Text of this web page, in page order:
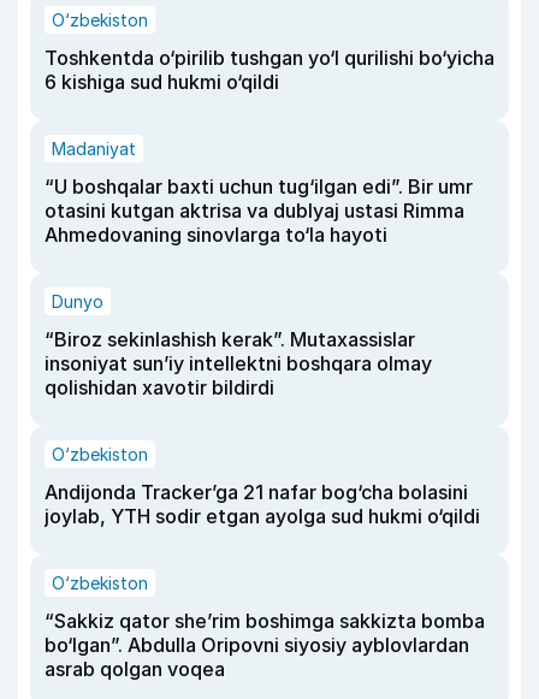
O‘zbekiston
Toshkentda o‘pirilib tushgan yo‘l qurilishi bo‘yicha
6 kishiga sud hukmi o‘qildi
Madaniyat
“U boshqalar baxti uchun tug‘ilgan edi”. Bir umr
otasini kutgan aktrisa va dublyaj ustasi Rimma
Ahmedovaning sinovlarga to‘la hayoti
Dunyo
“Biroz sekinlashish kerak”. Mutaxassislar
insoniyat sun’iy intellektni boshqara olmay
qolishidan xavotir bildirdi
O‘zbekiston
Andijonda Tracker’ga 21 nafar bog‘cha bolasini
joylab, YTH sodir etgan ayolga sud hukmi o‘qildi
O‘zbekiston
“Sakkiz qator she’rim boshimga sakkizta bomba
bo‘lgan”. Abdulla Oripovni siyosiy ayblovlardan
asrab qolgan voqea